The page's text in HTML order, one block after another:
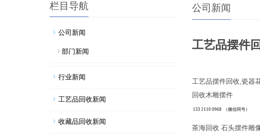
公司新闻
工艺品摆件
工艺品摆件回收,瓷器
回收木雕摆件
133 2110 0968 （微信同号）
茶海回收 石头摆件雕
栏目导航
公司新闻
部门新闻
行业新闻
工艺品回收新闻
收藏品回收新闻